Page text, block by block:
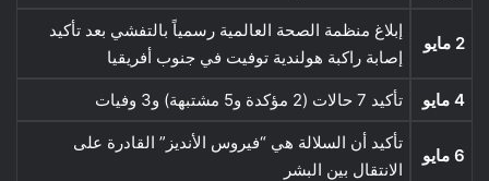
2 مايو
إبلاغ منظمة الصحة العالمية رسمياً بالتفشي بعد تأكيد
إصابة راكبة هولندية توفيت في جنوب أفريقيا
4 مايو تأكيد 7 حالات (2 مؤكدة و5 مشتبهة) و3 وفيات
6 مايو
تأكيد أن السلالة هي “فيروس الأنديز” القادرة على
الانتقال بين البشر